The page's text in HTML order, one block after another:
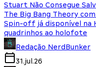
Stuart Não Consegue
The Big Bang Theory
Spin-off já disponível na
quadrinhos ao holofote
Redação NerdBunker
31.jul.26